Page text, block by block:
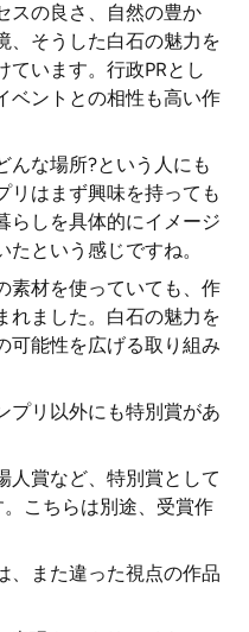
スの良さ、自然の豊か
、そうした白石の魅力を
ています。行政PRとし
ベントとの相性も高い作
んな場所?という人にも
リはまず興味を持っても
らしを具体的にイメージ
という感じですね。
素材を使っていても、作
れました。白石の魅力を
可能性を広げる取り組み
プリ以外にも特別賞があ
人賞など、特別賞として
こちらは別途、受賞作
、また違った視点の作品